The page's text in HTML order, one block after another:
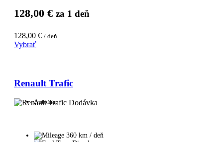
128,00 € za 1 deň
128,00 € / deň
Vybrať
Renault Trafic
Automat
360 km / deň